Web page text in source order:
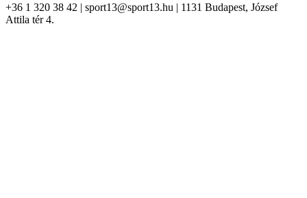
+36 1 320 38 42 | sport13@sport13.hu | 1131 Budapest, József
Attila tér 4.